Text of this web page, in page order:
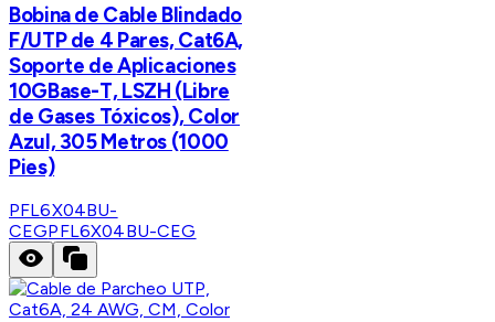
Bobina de Cable Blindado
F/UTP de 4 Pares, Cat6A,
Soporte de Aplicaciones
10GBase-T, LSZH (Libre
de Gases Tóxicos), Color
Azul, 305 Metros (1000
Pies)
PFL6X04BU-
CEGPFL6X04BU-CEG